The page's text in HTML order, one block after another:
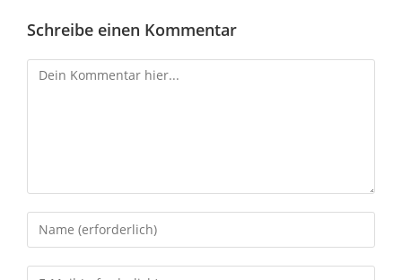
Schreibe einen Kommentar